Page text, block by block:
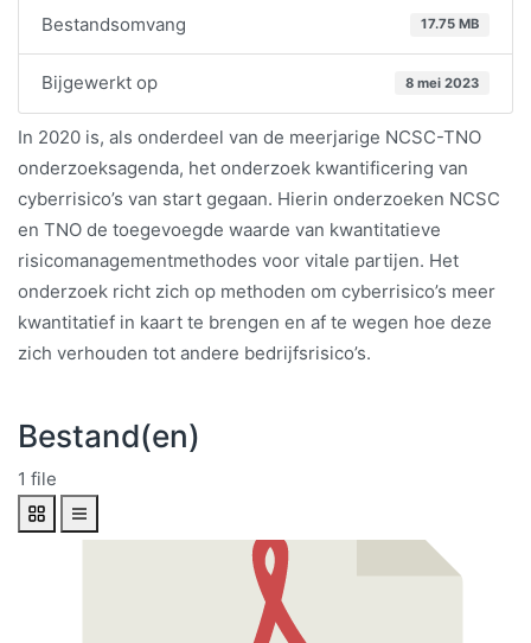
Bestandsomvang 17.75 MB
Bijgewerkt op 8 mei 2023
In 2020 is, als onderdeel van de meerjarige NCSC-TNO
onderzoeksagenda, het onderzoek kwantificering van
cyberrisico’s van start gegaan. Hierin onderzoeken NCSC
en TNO de toegevoegde waarde van kwantitatieve
risicomanagementmethodes voor vitale partijen. Het
onderzoek richt zich op methoden om cyberrisico’s meer
kwantitatief in kaart te brengen en af te wegen hoe deze
zich verhouden tot andere bedrijfsrisico’s.
Bestand(en)
1 file